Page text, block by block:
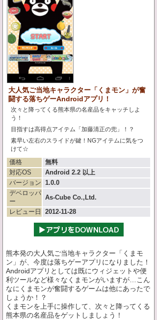
大人気ご当地キャラクター「くまモン」が奮
闘する落ちゲーAndroidアプリ！
次々と降ってくる熊本県の名産品をキャッチしよ
う！
目指すは高得点アイテム「加藤清正の兜」！？
素早い左右のスライドが鍵！NGアイテムに気をつ
けて☆
価格
無料
対応OS
Android 2.2 以上
バージョン
1.0.0
デベロッパ
ー
As-Cube Co.,Ltd.
レビュー日 2012-11-28
熊本発の大人気ご当地キャラクター「くまモ
ン」が、今度は落ちゲーアプリになりました！
Androidアプリとしては既にウィジェットや便
利ツールなど様々なくまモンがいますが…こん
なにくまモンが奮闘するゲームは他にあったで
しょうか！？
くまモンを上手に操作して、次々と降ってくる
熊本県の名産品をゲットしましょう！